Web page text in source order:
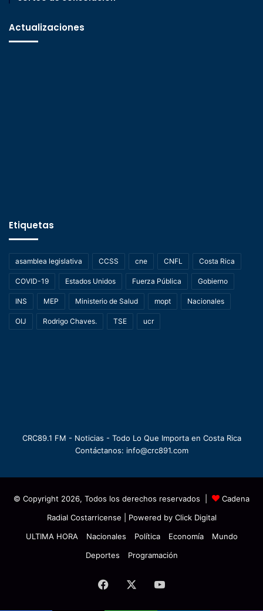
Actualizaciones
Etiquetas
asamblea legislativa CCSS cne CNFL Costa Rica
COVID-19 Estados Unidos Fuerza Pública Gobierno
INS MEP Ministerio de Salud mopt Nacionales
OIJ Rodrigo Chaves. TSE ucr
CRC89.1 FM - Noticias - Todo Lo Que Importa en Costa Rica
Contáctanos: info@crc891.com
© Copyright 2026, Todos los derechos reservados |
Cadena
Radial Costarricense | Powered by Click Digital
ULTIMA HORA
Nacionales Política Economía
Mundo
Deportes
Programación
Facebook YouTube